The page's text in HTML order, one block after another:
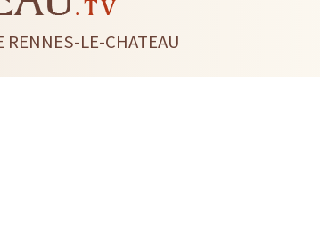
RENNES-LE-CHATEAU